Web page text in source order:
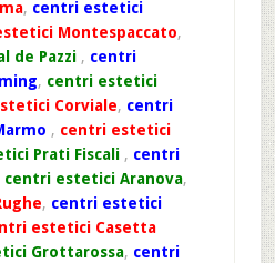
, centri estetici
Montespaccato,
de Pazzi , centri
, centri estetici
Corviale, centri
, centri estetici
Prati Fiscali , centri
centri estetici Aranova,
, centri estetici
estetici Casetta
Grottarossa, centri